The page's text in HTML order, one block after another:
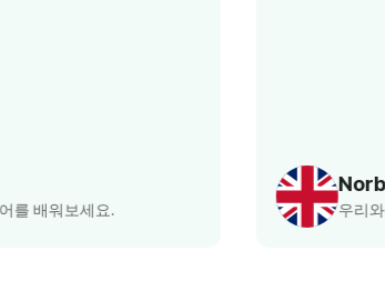
우리와 함께 영어를 배워보세요.